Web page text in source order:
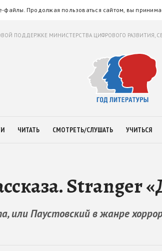
файлы. Продолжая пользоваться сайтом, вы
ПОДДЕРЖКЕ МИНИСТЕРСТВА ЦИФРОВОГО
ЧИТАТЬ СМОТРЕТЬ/СЛУШАТЬ УЧИТЬСЯ
Stranger
Паустовский в жанре